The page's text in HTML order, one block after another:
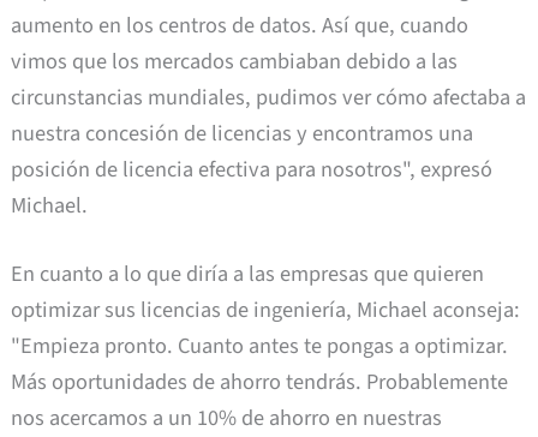
aumento en los centros de datos. Así que, cuando
vimos que los mercados cambiaban debido a las
circunstancias mundiales, pudimos ver cómo afectaba a
nuestra concesión de licencias y encontramos una
posición de licencia efectiva para nosotros", expresó
Michael.
En cuanto a lo que diría a las empresas que quieren
optimizar sus licencias de ingeniería, Michael aconseja:
"Empieza pronto. Cuanto antes te pongas a optimizar.
Más oportunidades de ahorro tendrás. Probablemente
nos acercamos a un 10% de ahorro en nuestras